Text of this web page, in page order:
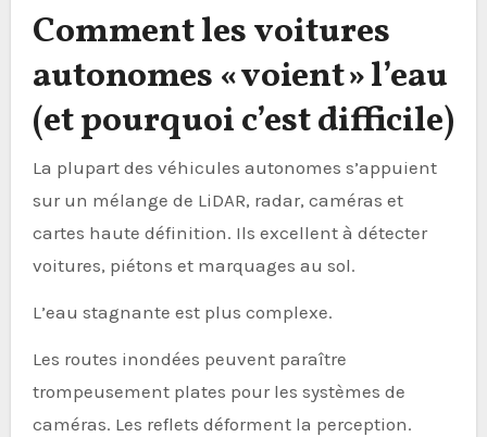
Comment les voitures
autonomes « voient » l’eau
(et pourquoi c’est difficile)
La plupart des véhicules autonomes s’appuient
sur un mélange de LiDAR, radar, caméras et
cartes haute définition. Ils excellent à détecter
voitures, piétons et marquages au sol.
L’eau stagnante est plus complexe.
Les routes inondées peuvent paraître
trompeusement plates pour les systèmes de
caméras. Les reflets déforment la perception.